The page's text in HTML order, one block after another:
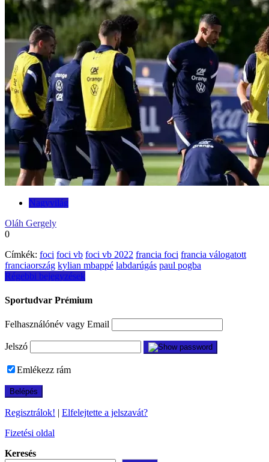
Nagyvilág
Oláh Gergely
0
Címkék: foci foci vb foci vb 2022 francia foci francia válogatott
franciaország kylian mbappé labdarúgás paul pogba
Bejegyzés
navigáció
Régebbi bejegyzések
Sportudvar Prémium
Felhasználónév vagy Email
Jelszó
Emlékezz rám
Regisztrálok! | Elfelejtette a jelszavát?
Fizetési oldal
Keresés